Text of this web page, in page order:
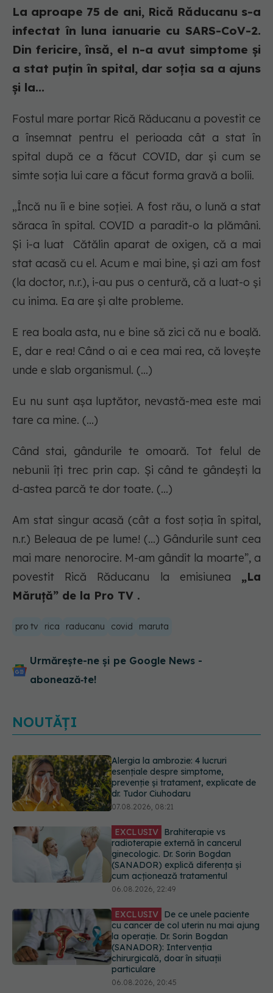
La aproape 75 de ani, Rică Răducanu s-a
infectat în luna ianuarie cu SARS-CoV-2.
Din fericire, însă, el n-a avut simptome și
a stat puțin în spital, dar soția sa a ajuns
și la...
Fostul mare portar Rică Răducanu a povestit ce
a însemnat pentru el perioada cât a stat în
spital după ce a făcut COVID, dar și cum se
simte soția lui care a făcut forma gravă a bolii.
„Încă nu îi e bine soției. A fost rău, o lună a stat
săraca în spital. COVID a paradit-o la plămâni.
Și i-a luat Cătălin aparat de oxigen, că a mai
stat acasă cu el. Acum e mai bine, și azi am fost
(la doctor, n.r.), i-au pus o centură, că a luat-o și
cu inima. Ea are și alte probleme.
E rea boala asta, nu e bine să zici că nu e boală.
E, dar e rea! Când o ai e cea mai rea, că lovește
unde e slab organismul. (...)
Eu nu sunt așa luptător, nevastă-mea este mai
tare ca mine. (...)
Când stai, gândurile te omoară. Tot felul de
nebunii îți trec prin cap. Și când te gândești la
d-astea parcă te dor toate. (...)
Am stat singur acasă (cât a fost soția în spital,
n.r.) Beleaua de pe lume! (...) Gândurile sunt cea
mai mare nenorocire. M-am gândit la moarte”, a
povestit Rică Răducanu la emisiunea „La
Măruță” de la Pro TV .
pro tv rica raducanu covid maruta
Urmărește-ne și pe Google News -
abonează‑te!
NOUTĂȚI
EXCLUSIV Brahiterapie vs
radioterapie externă în cancerul
ginecologic. Dr. Sorin Bogdan
(SANADOR) explică diferența și
cum acționează tratamentul
EXCLUSIV De ce unele paciente
cu cancer de col uterin nu mai ajung
la operație. Dr. Sorin Bogdan
(SANADOR): Intervenția
chirurgicală, doar în situații
06.08.2026, 20:45
Alertă în Europa după un nou caz
de hantavirus Anzi, singura tulpină
care se transmite de la om la om
06.08.2026, 20:06